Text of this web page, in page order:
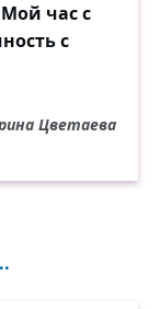
Мой час с
с
Цветаева